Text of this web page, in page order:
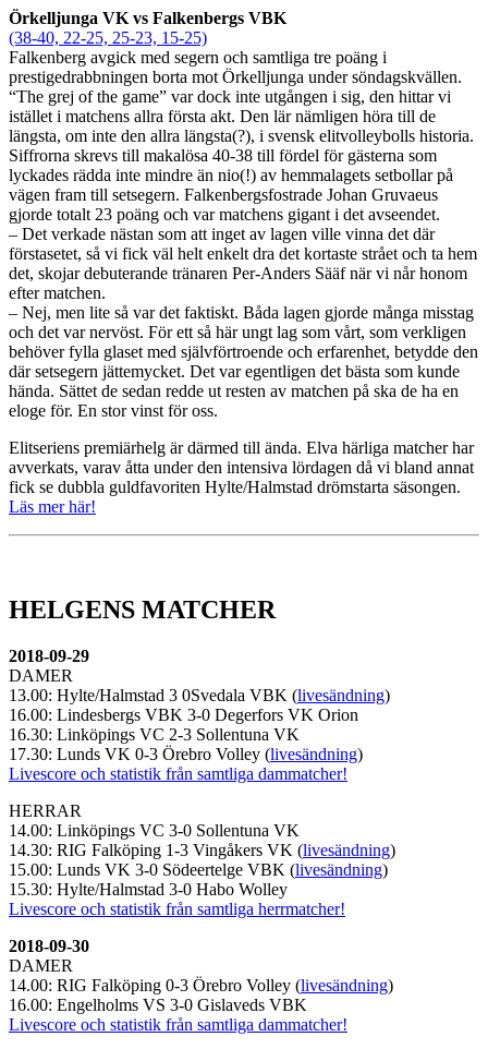
Örkelljunga VK vs Falkenbergs VBK
(38-40, 22-25, 25-23, 15-25)
Falkenberg avgick med segern och samtliga tre poäng i
prestigedrabbningen borta mot Örkelljunga under söndagskvällen.
“The grej of the game” var dock inte utgången i sig, den hittar vi
istället i matchens allra första akt. Den lär nämligen höra till de
längsta, om inte den allra längsta(?), i svensk elitvolleybolls historia.
Siffrorna skrevs till makalösa 40-38 till fördel för gästerna som
lyckades rädda inte mindre än nio(!) av hemmalagets setbollar på
vägen fram till setsegern. Falkenbergsfostrade Johan Gruvaeus
gjorde totalt 23 poäng och var matchens gigant i det avseendet.
– Det verkade nästan som att inget av lagen ville vinna det där
förstasetet, så vi fick väl helt enkelt dra det kortaste strået och ta hem
det, skojar debuterande tränaren Per-Anders Sääf när vi når honom
efter matchen.
– Nej, men lite så var det faktiskt. Båda lagen gjorde många misstag
och det var nervöst. För ett så här ungt lag som vårt, som verkligen
behöver fylla glaset med självförtroende och erfarenhet, betydde den
där setsegern jättemycket. Det var egentligen det bästa som kunde
hända. Sättet de sedan redde ut resten av matchen på ska de ha en
eloge för. En stor vinst för oss.
Elitseriens premiärhelg är därmed till ända. Elva härliga matcher har
avverkats, varav åtta under den intensiva lördagen då vi bland annat
fick se dubbla guldfavoriten Hylte/Halmstad drömstarta säsongen.
Läs mer här!
HELGENS MATCHER
2018-09-29
DAMER
13.00: Hylte/Halmstad 3 0Svedala VBK (livesändning)
16.00: Lindesbergs VBK 3-0 Degerfors VK Orion
16.30: Linköpings VC 2-3 Sollentuna VK
17.30: Lunds VK 0-3 Örebro Volley (livesändning)
Livescore och statistik från samtliga dammatcher!
HERRAR
14.00: Linköpings VC 3-0 Sollentuna VK
14.30: RIG Falköping 1-3 Vingåkers VK (livesändning)
15.00: Lunds VK 3-0 Södeertelge VBK (livesändning)
15.30: Hylte/Halmstad 3-0 Habo Wolley
Livescore och statistik från samtliga herrmatcher!
2018-09-30
DAMER
14.00: RIG Falköping 0-3 Örebro Volley (livesändning)
16.00: Engelholms VS 3-0 Gislaveds VBK
Livescore och statistik från samtliga dammatcher!